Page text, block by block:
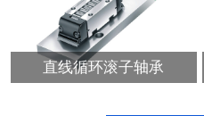
直线循环滚子轴承